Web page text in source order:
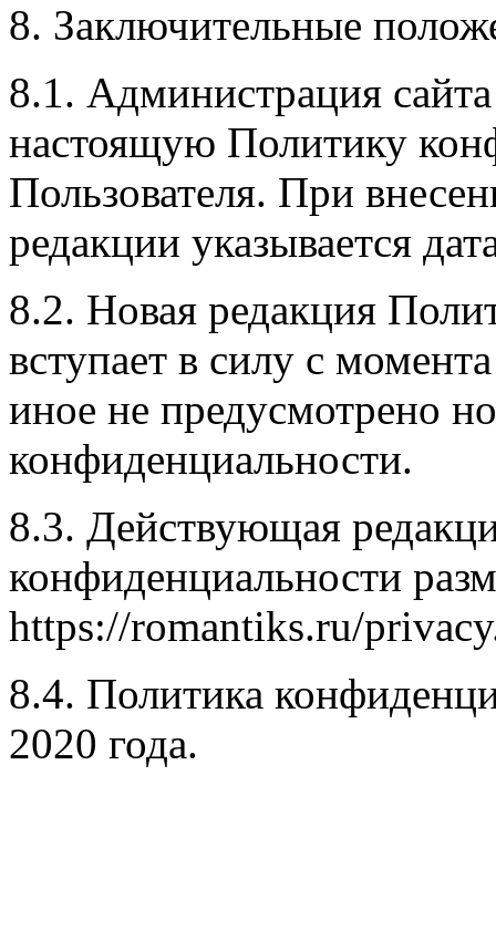
8. Заключительные
8.1. Администрация
настоящую Политику
Пользователя. При
редакции указывается
8.2. Новая редакция
вступает в силу с
иное не предусмотрено
конфиденциальности.
8.3. Действующая
конфиденциальности
https://romantiks.ru/
8.4. Политика
2020 года.